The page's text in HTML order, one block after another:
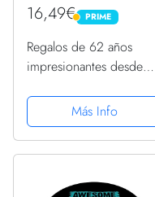
16,49€ PRIME
PRIME
Regalos de 62 años
impresionantes desde
cumpleaños PopSockets
PopGrip Intercambiable
Más Info